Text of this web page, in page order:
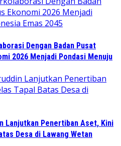
Dengan Badan Pusat
2026 Menjadi Pondasi Menuju
Lanjutkan Penertiban Aset, Kini
Desa di Lawang Wetan